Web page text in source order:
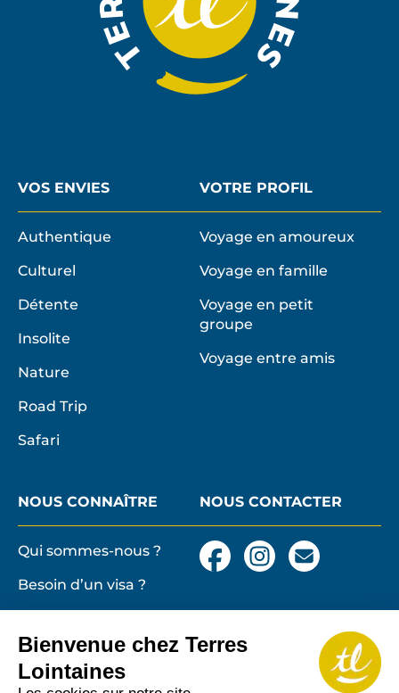
Bienvenue chez Terres
Lointaines
VOS ENVIES
Authentique
Culturel
Détente
Insolite
Nature
Road Trip
Safari
VOTRE PROFIL
Voyage en amoureux
Voyage en famille
Voyage en petit
groupe
Voyage entre amis
NOUS CONNAÎTRE
Qui sommes-nous ?
Besoin d’un visa ?
et particulières de
vente
NOUS CONTACTER
FacebookInstagram
Nous
contacter
email